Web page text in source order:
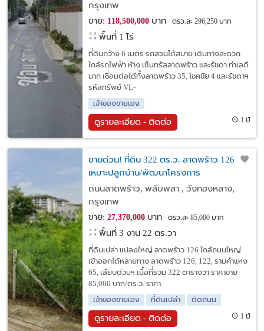
กรุงเทพ
ขาย: 118,500,000บาท ตรว.ละ 296,250 บาท
พื้นที่ 1 ไร่
ที่ดินกว้าง 6 เมตร รถสวนได้สบาย เดินทางสะดวก
ใกล้รถไฟฟ้า ห้าง เซ็นทรัลลาดพร้าว และรัชดา ทำเลดี
มาก เชื่อมต่อได้ทั้งลาดพร้าว 35, โชคชัย 4 และรัชดาฯ
รหัสทรัพย์ VL-
เจ้าของขายเอง
ดูรายละเอียด - ติดต่อ 1 ปี
ขายด่วน! ที่ดิน 322 ตร.ว. ลาดพร้าว 126
เหมาะปลูกบ้าน/พัฒนาโครงการ
ถนนลาดพร้าว, พลับพลา , วังทองหลาง,
กรุงเทพ
ขาย: 27,370,000บาท ตรว.ละ 85,000 บาท
พื้นที่ 3 งาน 22 ตร.วา
ที่ดินเปล่า แปลงใหญ่ ลาดพร้าว 126 ใกล้ถนนใหญ่
เข้าออกได้หลายทาง ลาดพร้าว 126, 122, รามคำแหง
65, เลียบด่วนฯ เนื้อที่รวม 322 ตารางวา ราคาขาย
85,000 บาท/ตร.ว. ราคา
เจ้าของขายเอง
ที่ดินเปล่า ติดถนน
ดูรายละเอียด - ติดต่อ 1 ปี